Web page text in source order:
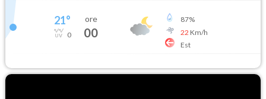
21°
0
ore
00
87%
22 Km/h
Est